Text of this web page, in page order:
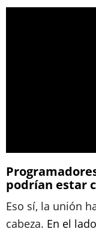
podrían estar
Eso sí, la unión
cabeza. En el